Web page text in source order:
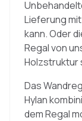
Lieferung
kann. Oder
Regal von
Holzstruktur
Das
Hylan
dem Regal